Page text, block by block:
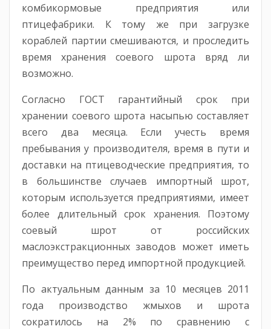
комбикормовые предприятия или
птицефабрики. К тому же при загрузке
кораблей партии смешиваются, и проследить
время хранения соевого шрота вряд ли
возможно.
Согласно ГОСТ гарантийный срок при
хранении соевого шрота насыпью составляет
всего два месяца. Если учесть время
пребывания у производителя, время в пути и
доставки на птицеводческие предприятия, то
в большинстве случаев импортный шрот,
которым используется предприятиями, имеет
более длительный срок хранения. Поэтому
соевый шрот от российских
маслоэкстракционных заводов может иметь
преимущество перед импортной продукцией.
По актуальным данным за 10 месяцев 2011
года производство жмыхов и шрота
сократилось на 2% по сравнению с